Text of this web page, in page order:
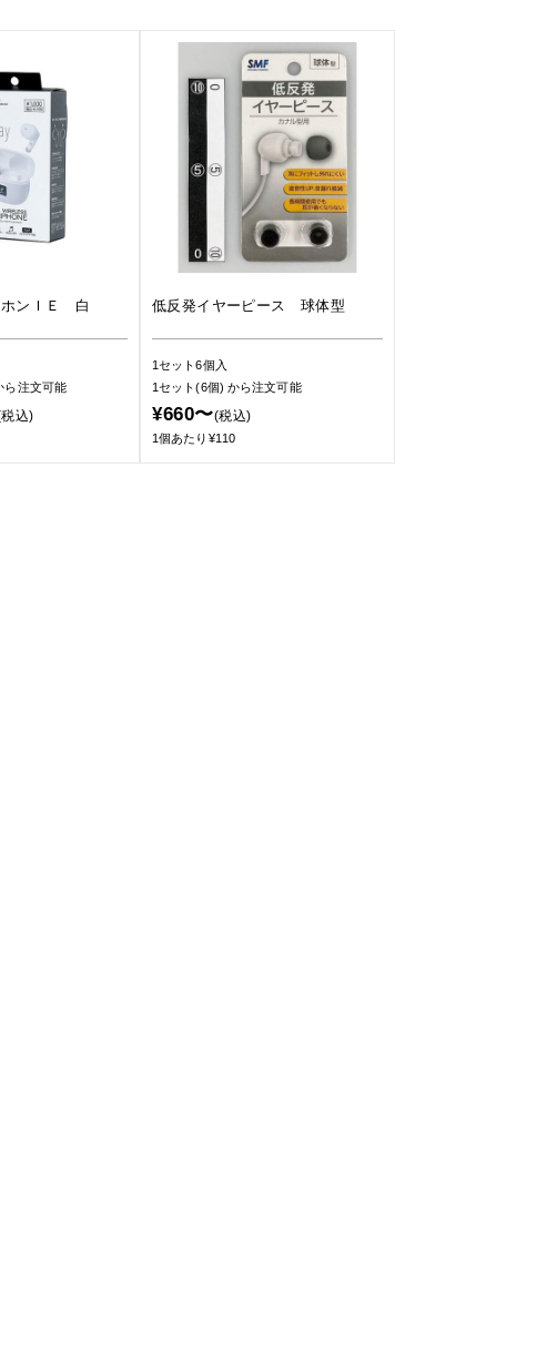
ホンＩＥ 白
ら注文可能
込)
低反発イヤーピース 球体型
1セット6個入
1セット(6個) から注文可能
¥660〜(税込)
1個あたり¥110